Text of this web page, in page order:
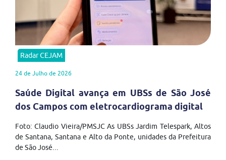
Radar CEJAM
24 de Julho de 2026
Saúde Digital avança em UBSs de São José
dos Campos com eletrocardiograma digital
Foto: Claudio Vieira/PMSJC As UBSs Jardim Telespark, Altos
de Santana, Santana e Alto da Ponte, unidades da Prefeitura
de São José...